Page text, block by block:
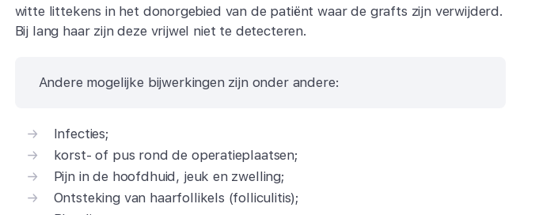
witte littekens in het donorgebied van de patiënt waar de grafts zijn verwijderd.
Bij lang haar zijn deze vrijwel niet te detecteren.
Andere mogelijke bijwerkingen zijn onder andere:
Infecties;
korst- of pus rond de operatieplaatsen;
Pijn in de hoofdhuid, jeuk en zwelling;
Ontsteking van haarfollikels (folliculitis);